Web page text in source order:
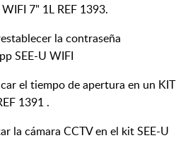
7" 1L REF 1393.
la contraseña
SEE-U WIFI
el tiempo de apertura en un KIT
1391 .
la cámara CCTV en el kit SEE-U